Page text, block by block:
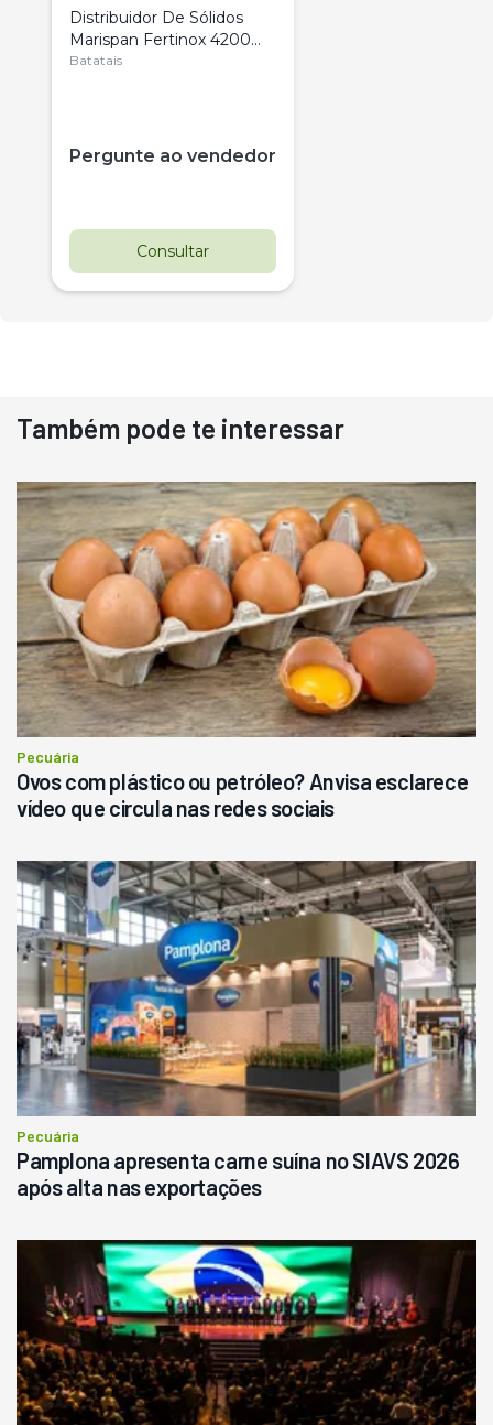
Distribuidor De Sólidos
Marispan Fertinox 4200
Citrus
Batatais
Pergunte ao vendedor
Consultar
Destaque
Usado
Pá Carregadeira Cat 966
Ano 1987
Londrina
R$ 145.000
Consultar
Também pode te interessar
Pecuária
Ovos com plástico ou petróleo? Anvisa esclarece
vídeo que circula nas redes sociais
Pecuária
Pamplona apresenta carne suína no SIAVS 2026
após alta nas exportações